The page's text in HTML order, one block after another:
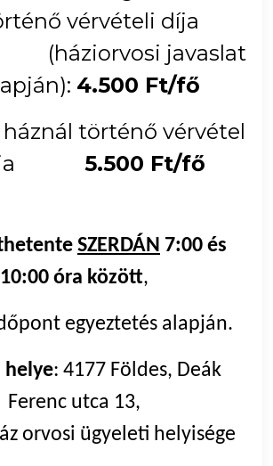
vérvételi díja
javaslat
4.500 Ft/fő
történő vérvétel
5.500 Ft/fő
SZERDÁN 7:00 és
10:00 óra között,
egyeztetés alapján.
helye: 4177 Földes, Deák
Ferenc utca 13,
orvosi ügyeleti helyisége